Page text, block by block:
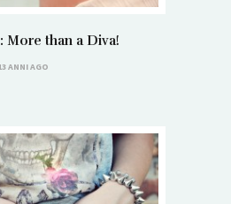
More than a Diva!
ANNI AGO